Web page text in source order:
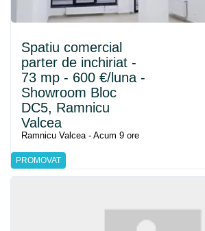
PROMOVAT
Spatiu comercial
parter de inchiriat -
73 mp - 600 €/luna -
Showroom Bloc
DC5, Ramnicu
Valcea
Ramnicu Valcea - Acum 9 ore